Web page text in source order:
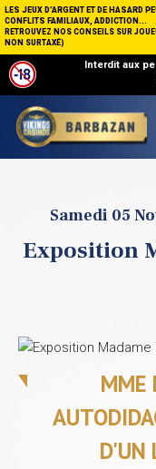
LES JEUX D’ARGENT ET DE HASARD
CONFLITS FAMILIAUX, ADDICTION...
RETROUVEZ NOS CONSEILS SUR
NON SURTAXÉ)
Interdit aux
Samedi 05
Exposition
MME
D'UN